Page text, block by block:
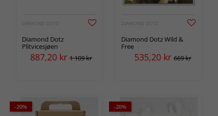
DIAMOND DOTZ
Diamond Dotz
Plitvicesjøen
887,20 kr 1 109 kr
DIAMOND DOTZ
Diamond Dotz Wild &
Free
535,20 kr 669 kr
-20% -20%